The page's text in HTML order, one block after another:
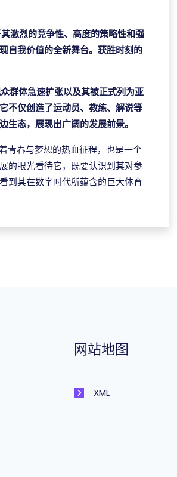
激烈的竞争性、高度的策略性和强
自我价值的全新舞台。获胜时刻的
群体急速扩张以及其被正式列为亚
不仅创造了运动员、教练、解说等
态，展现出广阔的发展前景。
青春与梦想的热血征程，也是一个
的眼光看待它，既要认识到其对参
到其在数字时代所蕴含的巨大体育
网站地图
XML